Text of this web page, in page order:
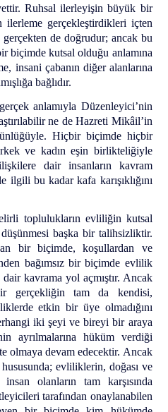
Ruhsal ilerleyişin büyük bir
ilerleme gerçekleştirdikleri içten
gerçekten de doğrudur; ancak bu
biçimde kutsal olduğu anlamına
insani çabanın diğer alanlarına
bağlıdır.
anlamıyla Düzenleyici’nin
ne de Hazreti Mikâil’in
Hiçbir biçimde hiçbir
ve kadın eşin birlikteliğiyle
dair insanların kavram
ilgili bu kadar kafa karışıklığını
toplulukların evliliğin kutsal
başka bir talihsizliktir.
bir biçimde, koşullardan ve
bağımsız bir biçimde evlilik
kavrama yol açmıştır. Ancak
gerçekliğin tam da kendisi,
etkin bir üye olmadığını
iki şeyi ve bireyi bir araya
ayrılmalarına hüküm verdiği
olmaya devam edecektir. Ancak
evliliklerin, doğası ve
olanların tam karşısında
tarafından onaylanabilen